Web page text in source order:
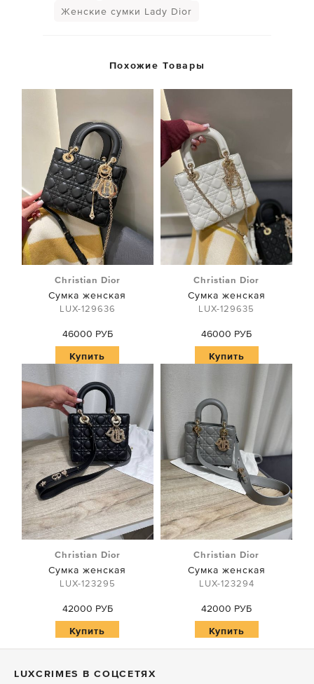
Женские сумки Lady Dior
Похожие Товары
Christian Dior
Сумка женская
LUX-129636
46000 РУБ
Купить
Christian Dior
Сумка женская
LUX-129635
46000 РУБ
Купить
Christian Dior
Сумка женская
LUX-123295
42000 РУБ
Купить
Christian Dior
Сумка женская
LUX-123294
42000 РУБ
Купить
LUXСRIMES В СОЦСЕТЯХ